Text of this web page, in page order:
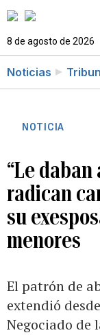
8 de agosto de 2026
Noticias
NOTICIA
“Le
radican
su
menores
El patrón de
extendió
Negociado de